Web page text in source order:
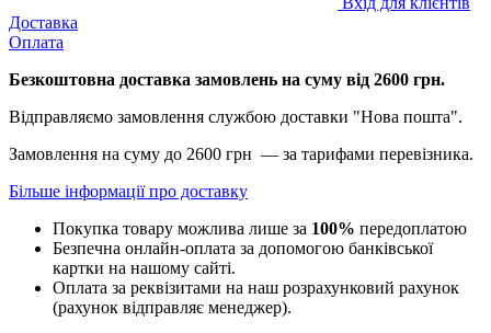
Доставка
Оплата
Безкоштовна доставка замовлень на суму від 2600 грн.
Відправляємо замовлення службою доставки "Нова пошта".
Замовлення на суму до 2600 грн — за тарифами перевізника.
Більше інформації про доставку
Покупка товару можлива лише за 100% передоплатою
Безпечна онлайн-оплата за допомогою банківської
картки на нашому сайті.
Оплата за реквізитами на наш розрахунковий рахунок
(рахунок відправляє менеджер).